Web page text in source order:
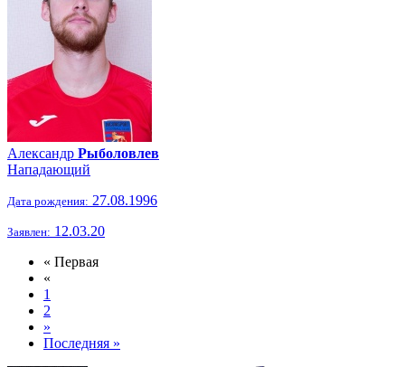
Александр Рыболовлев
Нападающий
Дата рождения: 27.08.1996
Заявлен: 12.03.20
« Первая
«
1
2
»
Последняя »